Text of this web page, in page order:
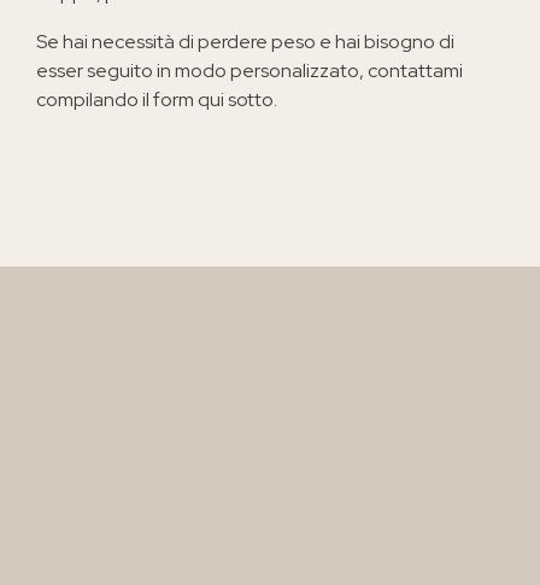
Se hai necessità di perdere peso e hai bisogno di
esser seguito in modo personalizzato, contattami
compilando il form qui sotto.